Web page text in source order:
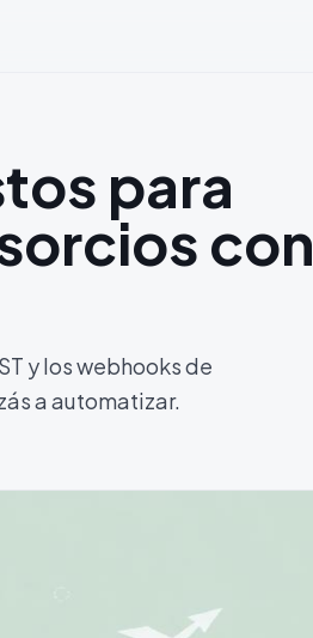
para
con
y los webhooks de
a automatizar.